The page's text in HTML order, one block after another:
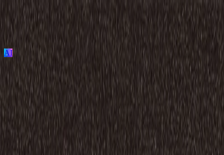
AI
ログイン / 新規登録
プロジェクト投稿
建築を探す
建材を探す
家具を探す
メーカーを探す